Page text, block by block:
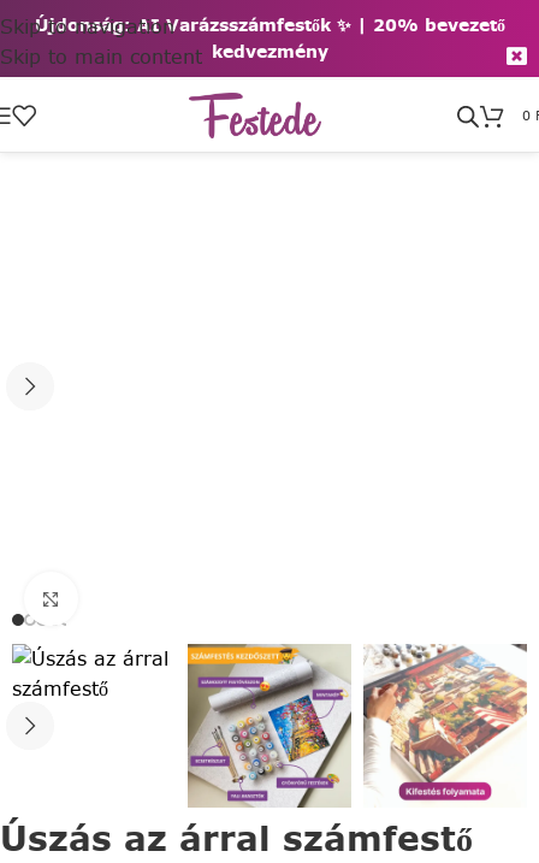
Újdonság: AI Varázsszámfestők ✨ | 20% bevezető
kedvezmény
Skip to navigation
Skip to main content
0
Úszás az árral számfestő